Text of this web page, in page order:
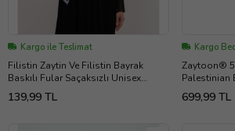
Kargo ile Teslimat
Filistin Zaytin Ve Filistin Bayrak
Baskılı Fular Saçaksızlı Unisex
S100014
139,99 TL
Kargo
Zaytoon®
Palestinian
Case Large
699,99 TL